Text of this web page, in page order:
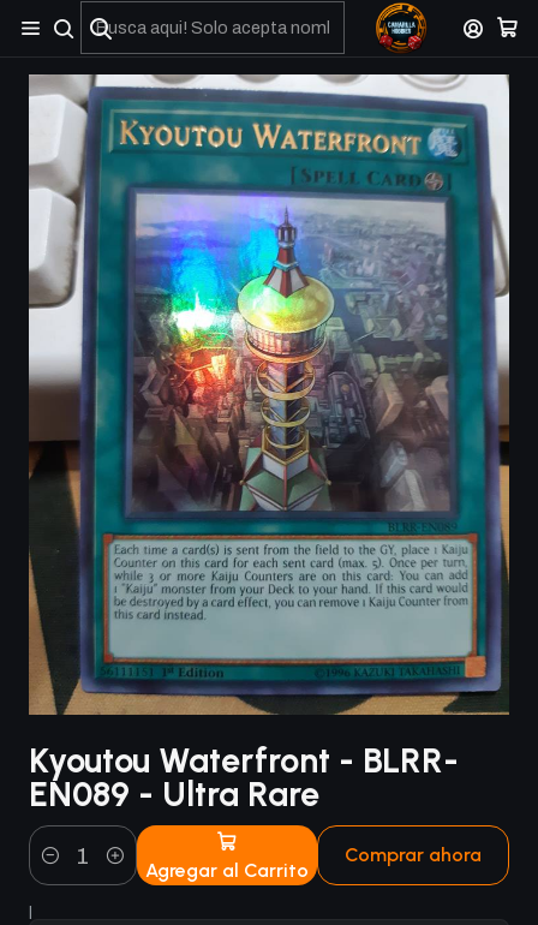
No olviden reportar sus depositos y transferencias por Whatsapp
Kyoutou Waterfront - BLRR-
EN089 - Ultra Rare
Cantidad Agregar al Carrito
Comprar ahora
|